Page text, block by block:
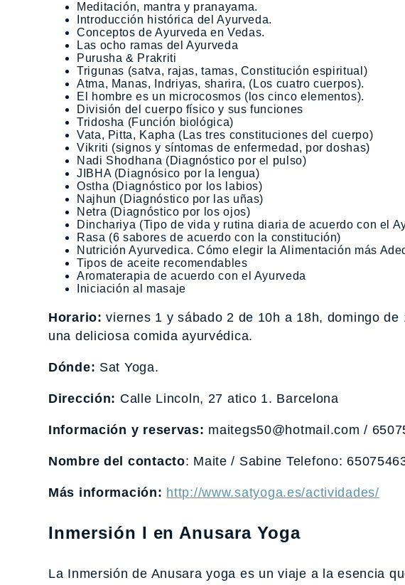
Meditación, mantra y pranayama.
Introducción histórica del Ayurveda.
Conceptos de Ayurveda en Vedas.
Las ocho ramas del Ayurveda
Purusha & Prakriti
Trigunas (satva, rajas, tamas, Constitución espiritual)
Atma, Manas, Indriyas, sharira, (Los cuatro cuerpos).
El hombre es un microcosmos (los cinco elementos).
División del cuerpo físico y sus funciones
Tridosha (Función biológica)
Vata, Pitta, Kapha (Las tres constituciones del cuerpo)
Vikriti (signos y síntomas de enfermedad, por doshas)
Nadi Shodhana (Diagnóstico por el pulso)
JIBHA (Diagnósico por la lengua)
Ostha (Diagnóstico por los labios)
Najhun (Diagnóstico por las uñas)
Netra (Diagnóstico por los ojos)
Dinchariya (Tipo de vida y rutina diaria de acuerdo con el
Rasa (6 sabores de acuerdo con la constitución)
Nutrición Ayurvedica. Cómo elegir la Alimentación más
Tipos de aceite recomendables
Aromaterapia de acuerdo con el Ayurveda
Iniciación al masaje
Horario: viernes 1 y sábado 2 de 10h a 18h, domingo
una deliciosa comida ayurvédica.
Dónde: Sat Yoga.
Dirección: Calle Lincoln, 27 atico 1. Barcelona
Información y reservas: maitegs50@hotmail.com /
Nombre del contacto: Maite / Sabine Telefono:
Más información: http://www.satyoga.es/actividades/
Inmersión I en Anusara Yoga
La Inmersión de Anusara yoga es un viaje a la esencia